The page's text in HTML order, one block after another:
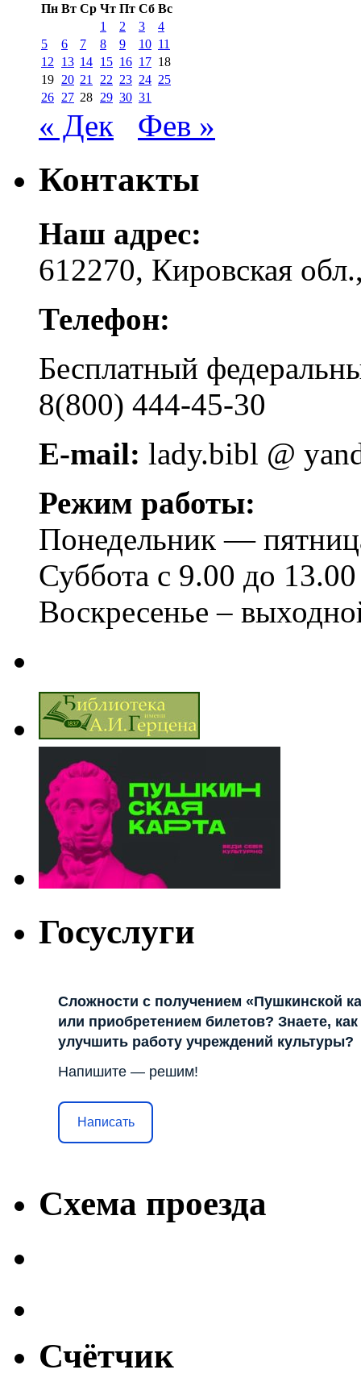
Пн Вт Ср Чт Пт Сб Вс
1
2 3
4
5
6 7 8 9 10 11
12
13 14 15 16 17 18
19 20 21 22 23 24 25
26 27 28 29 30 31
« Дек Фев »
Контакты
Наш адрес:
612270, Кировская
Телефон:
Бесплатный
8(800) 444-45-30
E-mail: lady.bibl @
Режим работы:
Понедельник —
Суббота с 9.00 до 13.00
Воскресенье –
Госуслуги
Сложности с получением «Пушкинской
или приобретением билетов? Знаете, как
улучшить работу учреждений культуры?
Напишите — решим!
Написать
Схема проезда
Счётчик